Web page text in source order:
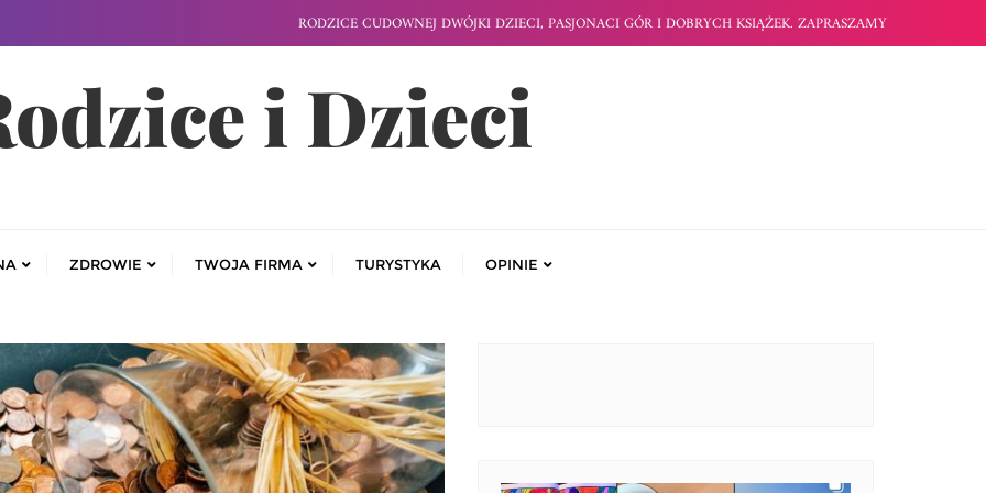
RODZICE CUDOWNEJ DWÓJKI DZIECI, PASJONACI GÓR I DOBRYCH KSIĄŻEK. ZAPRASZAMY
i Dzieci
ZDROWIE TWOJA FIRMA TURYSTYKA OPINIE